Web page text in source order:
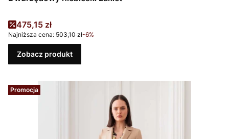
Cena promocyjna
475,15 zł
Najniższa cena: 503,10 zł-6%
Zobacz produkt
Promocja